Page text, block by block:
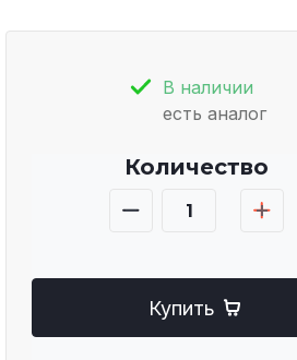
В наличии
есть аналог
Количество
Купить